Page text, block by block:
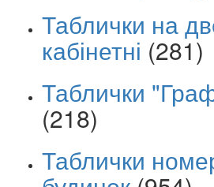
Таблички на
кабінетні (281)
Таблички
(218)
Таблички